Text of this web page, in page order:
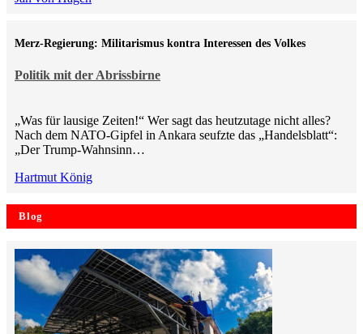
Politik mit der Abrissbirne
Merz-Regierung: Militarismus kontra Inte­ressen des Volkes
„Was für lausige Zeiten!“ Wer sagt das heutzutage nicht alles?
Nach dem NATO-Gipfel in Ankara seufzte das „Handelsblatt“:
„Der Trump-Wahnsinn…
Hartmut König
Blog